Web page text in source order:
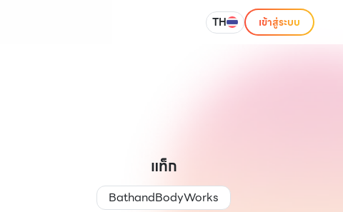
TH เข้าสู่ระบบ
แท็ก
BathandBodyWorks